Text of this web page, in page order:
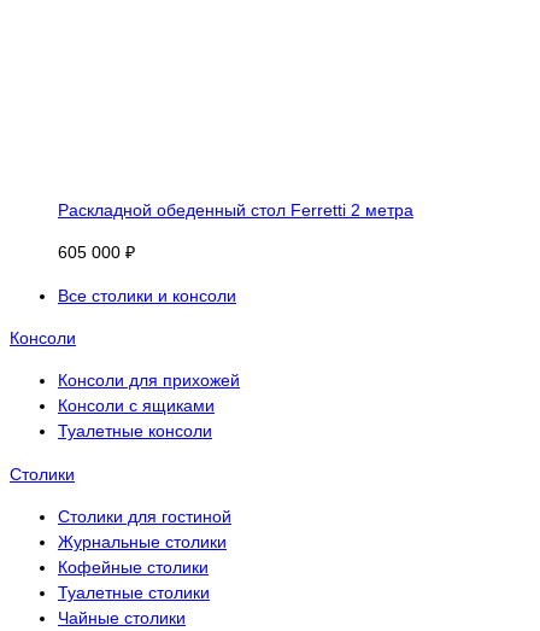
Раскладной обеденный стол Ferretti 2 метра
605 000 ₽
Все столики и консоли
Консоли
Консоли для прихожей
Консоли с ящиками
Туалетные консоли
Столики
Столики для гостиной
Журнальные столики
Кофейные столики
Туалетные столики
Чайные столики